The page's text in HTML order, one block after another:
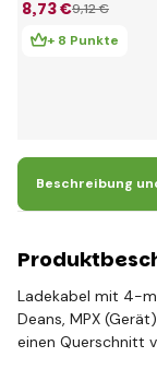
8,73 €9,12 €
+ 8 Punkte
Beschreibung
Ladekabel mit 4-
Deans, MPX
einen Querschnitt